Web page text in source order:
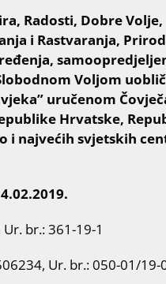
Radosti, Dobre Volje,
i Rastvaranja,
Voljom
uručenom
Hrvatske,
i najvećih svjetskih
br.: 361-19-1
Ur. br.: 050-01/